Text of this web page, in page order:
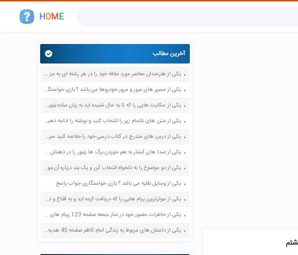
HOME
آخرین مطالب
یکی از هنرمندان معاصر مورد علاقه خود را در هر رشته ای به جز عکاسی صفحه 69 فرهنگ و هنر نهم
یکی از مسیر های عبور و مرور خودروها می باشد ؟ بازی خواستگاری جواب پاسخ
یکی از حکایت هایی را که تا به حال شنیده اید به زبان ساده بنویسید صفحه 97 نگارش ششم دبستان
یکی از متن های ناتمام زیر را انتخاب کنید و نوشته را ادامه دهید صفحه 73 و 74 کتاب نگارش فارسی پنجم دبستان
یکی از درس های مندرج در کتاب درسی خود را خلاصه کنید سپس متن خلاصه شده را با بهره گیری از روش های دسته بندی نمودار جدول نقشه مفهومی نشان دهید صفحه 118 نگارش یازدهم
یکی از صدا های آبشار به هم خوردن برگ ها زنبور را در ذهنتان مجسم کنید و درباره آن یک بند بنویسید صفحه 11 نگارش پنجم
یکی از دو موضوع را به دلخواه انتخاب کن و یک بند درباره آن بنویس صفحه 35 کتاب نگارش فارسی سوم
یکی از وسایل نقلیه می باشد ؟ بازی خواستگاری جواب پاسخ
یکی از موثرترین پیام هایی را که دریافت کرده اید و به اقناع و تغییری جدی در شما منجر شده است برسی کنید و علت این تاثیر گذاری قابل توجه را بنویسید صفحه 52 تفکر و سواد رسانه ای دهم
یکی از خاطرات حضور خود در نماز جمعه صفحه 123 پیام های آسمان هفتم
یکی از داستان های مربوط به زندگی امام کاظم صفحه 45 هدیه های آسمان چهارم